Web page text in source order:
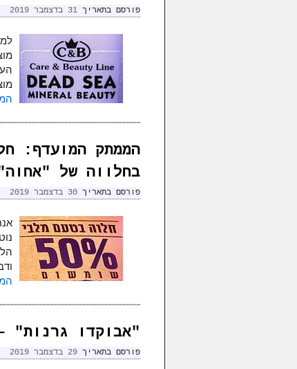
פורסם בתאריך 31 בדצמבר 2019
הממתק המועדף:
בחלווה של
פורסם בתאריך 30 בדצמבר 2019
"אבוקדו גרנות"
פורסם בתאריך 29 בדצמבר 2019